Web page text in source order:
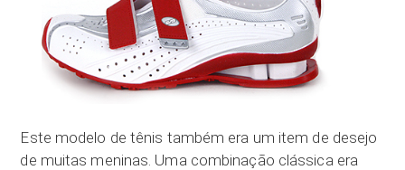
Este modelo de tênis também era um item de desejo
de muitas meninas. Uma combinação clássica era